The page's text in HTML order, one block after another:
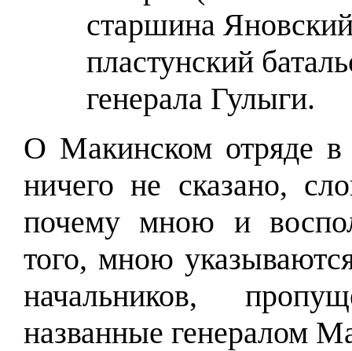
старшина
пластунский
генерала Гулыги.
О Макинском отряде в
ничего не сказано,
почему мною и
того, мною
начальников,
названные генералом